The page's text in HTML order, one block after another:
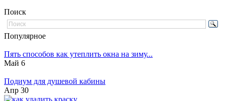
Поиск
Популярное
Пять способов как утеплить окна на зиму...
Май 6
Подиум для душевой кабины
Апр 30